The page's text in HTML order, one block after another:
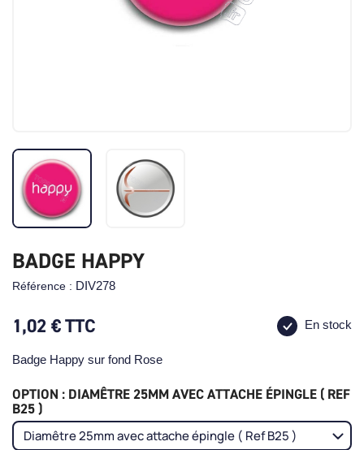
BADGE HAPPY
Référence : DIV278
1,02 €TTC En stock
Badge Happy sur fond Rose
OPTION : DIAMÊTRE 25MM AVEC ATTACHE ÉPINGLE ( REF
B25 )